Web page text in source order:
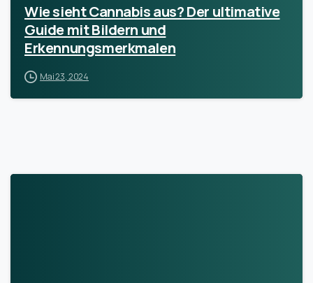
Wie sieht Cannabis aus? Der ultimative
Guide mit Bildern und
Erkennungsmerkmalen
Mai 23, 2024